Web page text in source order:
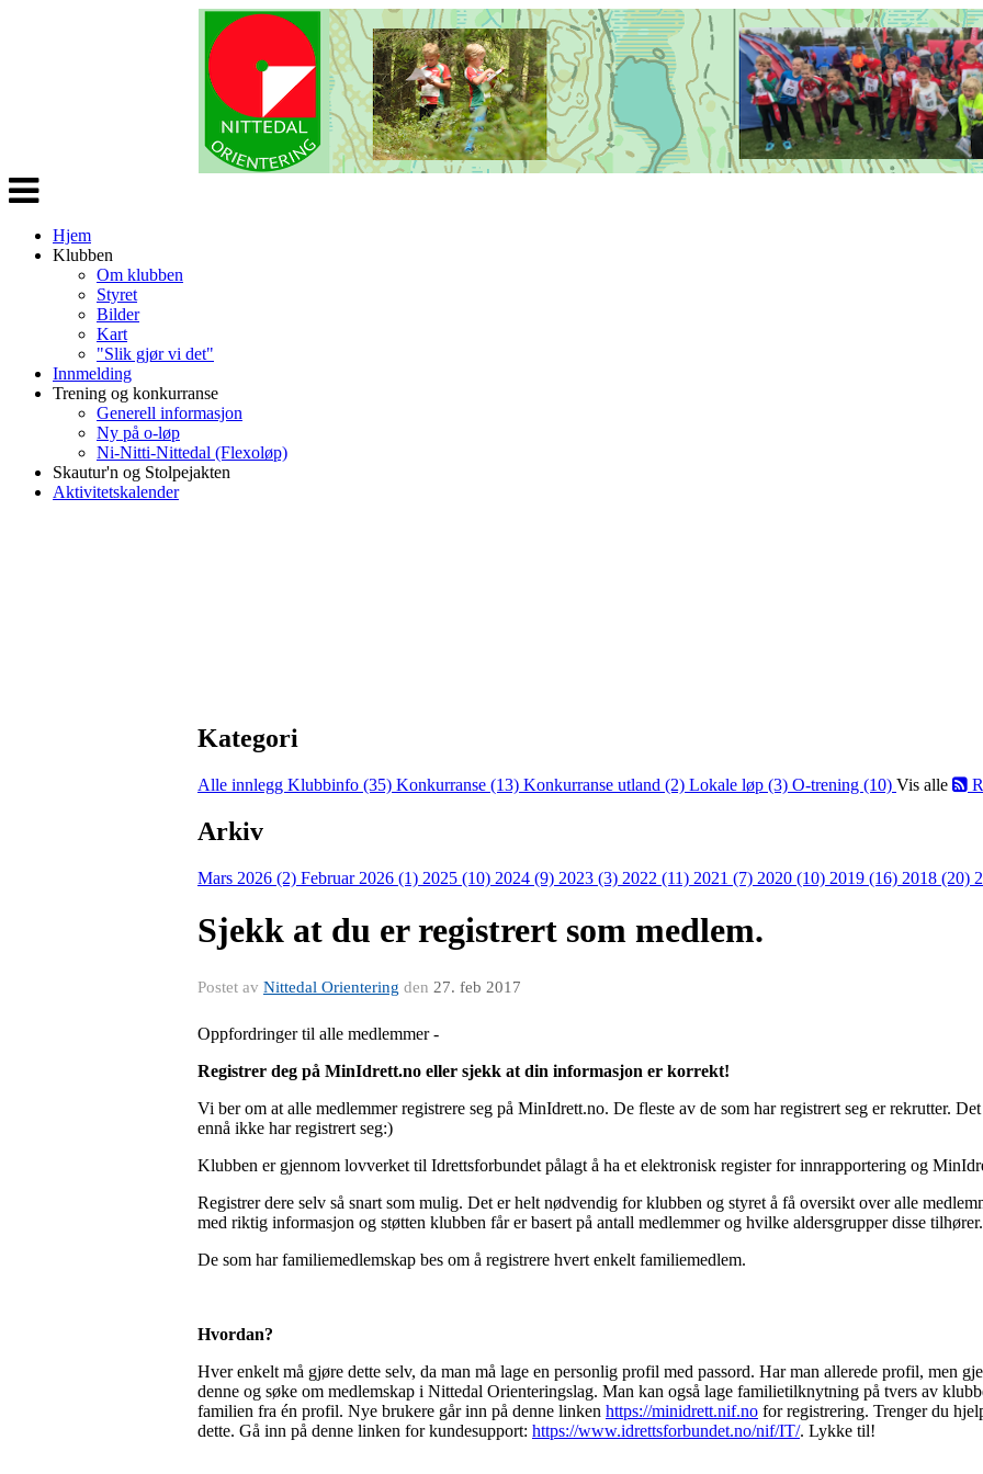
Veksle
navigasjon
Hjem
Klubben
Om klubben
Styret
Bilder
Kart
"Slik gjør vi det"
Innmelding
Trening og konkurranse
Generell informasjon
Ny på o-løp
Ni-Nitti-Nittedal (Flexoløp)
Skautur'n og Stolpejakten
Aktivitetskalender
Kategori
Alle innlegg Klubbinfo (35) Konkurranse (13) Konkurranse utland (2) Lokale løp (3) O-trening (10) Vis alle
Arkiv
Mars 2026 (2) Februar 2026 (1) 2025 (10) 2024 (9) 2023 (3) 2022 (11) 2021 (7) 2020 (10) 2019 (16) 2018 (20)
Sjekk at du er registrert som medlem.
Postet av Nittedal Orientering den 27. feb 2017
Oppfordringer til alle medlemmer -
Registrer deg på MinIdrett.no eller sjekk at din informasjon er korrekt!
Vi ber om at alle medlemmer registrere seg på MinIdrett.no. De fleste av de som har registrert seg er rekrutter.
ennå ikke har registrert seg:)
Klubben er gjennom lovverket til Idrettsforbundet pålagt å ha et elektronisk register for innrapportering og
Registrer dere selv så snart som mulig. Det er helt nødvendig for klubben og styret å få oversikt over alle
med riktig informasjon og støtten klubben får er basert på antall medlemmer og hvilke aldersgrupper disse tilhører.
De som har familiemedlemskap bes om å registrere hvert enkelt familiemedlem.
Hvordan?
Hver enkelt må gjøre dette selv, da man må lage en personlig profil med passord. Har man allerede profil, men
denne og søke om medlemskap i Nittedal Orienteringslag. Man kan også lage familietilknytning på tvers av
familien fra én profil. Nye brukere går inn på denne linken https://minidrett.nif.no for registrering. Trenger du
dette. Gå inn på denne linken for kundesupport: https://www.idrettsforbundet.no/nif/IT/. Lykke til!